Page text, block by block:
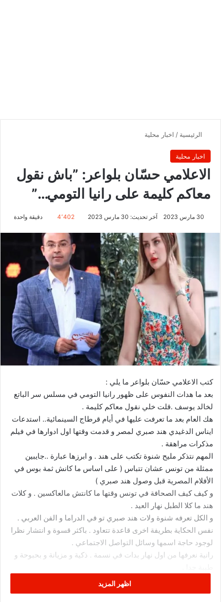
الرئيسية / اخبار محلية
اخبار محلية
الاعلامي حسّان بلواعر: ”باش نقول
معاكم كليمة على رانيا التومي…”
30 مارس 2023 آخر تحديث: 30 مارس 2023 4٬402 دقيقة واحدة
كتب الاعلامي حسّان بلواعر ما يلي :
بعد ما هدات النفوس على ظهور رانيا التومي في مسلس سر الباتع
لخالد يوسف .قلت خلي نقول معاكم كليمة .
هك العام بعد ما تعرفت عليها في أيام قرطاج السينمائية.. استدعات
ايناس الدغيدي هند صبري لمصر و قدمت وقتها اول ادوارها في فيلم
مذكرات مراهقة .
المهم نتذكر مليح شنوة تكتب على هند . و ابرزها عبارة ..جايبين
ممثلة من تونس عشان تتباس ( على اساس ما كانش ثمة بوس في
الأفلام المصرية قبل وصول هند صبري )
و كيف كيف الصحافة في تونس وقتها ما كانتش مالعاكسين . و كلات
هند ما كلا الطبل نهار العيد .
و الكل تعرفه شنوة ولات هند صبري تو في الدراما و الفن العربي .
نفس الحكاية بطريفة اخرى قاعدة تتعاود . باكثر قسوة و انتشار نظرا
لوجود حاجة اسمها وسائل التواصل الاجتماعي .
رانية نعرفها من اول نهار بدات في نسمة . ذكية و مزيانة و بحبوحة و
اتمنى لها فقط اكثر نجاح و اكثر أدوار في المستقبل . بالخدمة برك
تنجم تجاوب كل اللي قالو فيها كلام تشجيع على الطريقة التونسية ..
اظهر المزيد